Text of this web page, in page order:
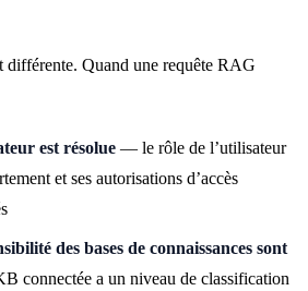
différente. Quand une requête RAG
est résolue — le rôle de l’utilisateur
et ses autorisations d’accès
des bases de connaissances sont
connectée a un niveau de classification